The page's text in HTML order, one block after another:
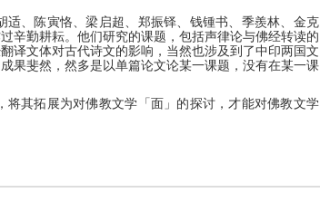
、陈寅恪、梁启超、郑振铎、钱锺书、季羨林、金克
辛勤耕耘。他们研究的课题，包括声律论与佛经转读的
译文体对古代诗文的影响，当然也涉及到了中印两国文
果斐然，然多是以单篇论文论某一课题，没有在某一课
其拓展为对佛教文学「面」的探讨，才能对佛教文学